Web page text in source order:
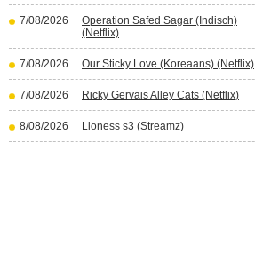
7/08/2026
Operation Safed Sagar (Indisch)
(Netflix)
7/08/2026 Our Sticky Love (Koreaans) (Netflix)
7/08/2026 Ricky Gervais Alley Cats (Netflix)
8/08/2026 Lioness s3 (Streamz)